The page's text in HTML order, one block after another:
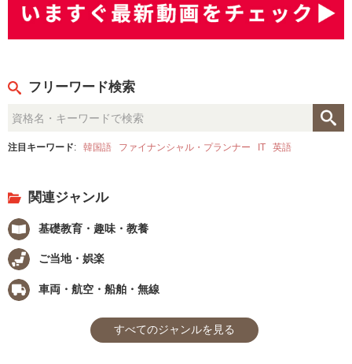
フリーワード検索
注目キーワード: 韓国語 ファイナンシャル・プランナー IT 英語
関連ジャンル
基礎教育・趣味・教養
ご当地・娯楽
車両・航空・船舶・無線
すべてのジャンルを見る